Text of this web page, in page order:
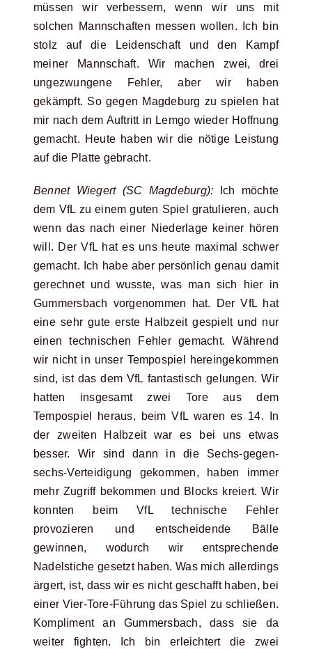
müssen wir verbessern, wenn wir uns mit
solchen Mannschaften messen wollen. Ich bin
stolz auf die Leidenschaft und den Kampf
meiner Mannschaft. Wir machen zwei, drei
ungezwungene Fehler, aber wir haben
gekämpft. So gegen Magdeburg zu spielen hat
mir nach dem Auftritt in Lemgo wieder Hoffnung
gemacht. Heute haben wir die nötige Leistung
auf die Platte gebracht.
Bennet Wiegert (SC Magdeburg): Ich möchte
dem VfL zu einem guten Spiel gratulieren, auch
wenn das nach einer Niederlage keiner hören
will. Der VfL hat es uns heute maximal schwer
gemacht. Ich habe aber persönlich genau damit
gerechnet und wusste, was man sich hier in
Gummersbach vorgenommen hat. Der VfL hat
eine sehr gute erste Halbzeit gespielt und nur
einen technischen Fehler gemacht. Während
wir nicht in unser Tempospiel hereingekommen
sind, ist das dem VfL fantastisch gelungen. Wir
hatten insgesamt zwei Tore aus dem
Tempospiel heraus, beim VfL waren es 14. In
der zweiten Halbzeit war es bei uns etwas
besser. Wir sind dann in die Sechs-gegen-
sechs-Verteidigung gekommen, haben immer
mehr Zugriff bekommen und Blocks kreiert. Wir
konnten beim VfL technische Fehler
provozieren und entscheidende Bälle
gewinnen, wodurch wir entsprechende
Nadelstiche gesetzt haben. Was mich allerdings
ärgert, ist, dass wir es nicht geschafft haben, bei
einer Vier-Tore-Führung das Spiel zu schließen.
Kompliment an Gummersbach, dass sie da
weiter fighten. Ich bin erleichtert die zwei